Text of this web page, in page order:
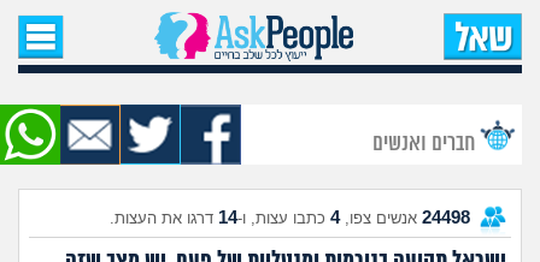
עמוד הבית
שאל שאלה
שאלות חדשות
שאלות שעוררו עניין
חברים ואנשים
24498 אנשים צפו,4 כתבו עצות, ו-14 דרגו את העצות.